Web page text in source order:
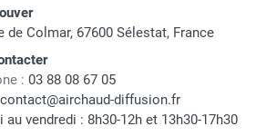
et cassette rayonnante
tube radiant et radiant
au gaz
radiant tube suspendu
Code EAN
de Colmar, 67600 Sélestat, France
: 03 88 08 67 05
contact@airchaud-diffusion.fr
au vendredi : 8h30-12h et 13h30-17h30